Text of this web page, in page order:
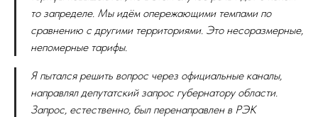
то запределе. Мы идём опережающими темпами по
сравнению с другими территориями. Это несоразмерные,
непомерные тарифы.
Я пытался решить вопрос через официальные каналы,
направлял депутатский запрос губернатору области.
Запрос, естественно, был перенаправлен в РЭК